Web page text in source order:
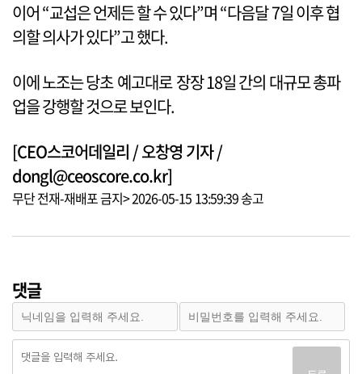
이어 “교섭은 언제든 할 수 있다”며 “다음달 7일 이후 협
의할 의사가 있다”고 했다.
이에 노조는 당초 예고대로 장장 18일 간의 대규모 총파
업을 강행할 것으로 보인다.
[CEO스코어데일리 / 오창영 기자 /
dongl@ceoscore.co.kr]
무단 전재-재배포 금지> 2026-05-15 13:59:39 송고
댓글